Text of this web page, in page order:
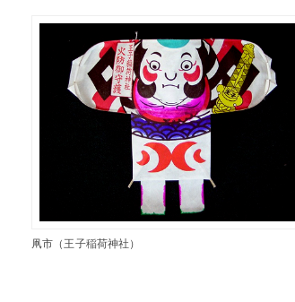
凧市（王子稲荷神社）